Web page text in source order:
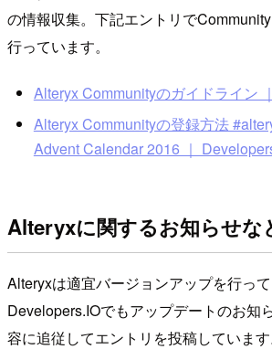
の情報収集。下記エントリで
行っています。
Alteryx Communityのガイドライン
Alteryx Communityの登録方法
Advent Calendar 2016 ｜
Alteryxに関するお知らせな
Alteryxは適宜バージョンアップを行って
Developers.IOでもアップデートのお知
容に追従してエントリを投稿しています